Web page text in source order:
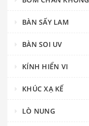
BÀN SẤY LAM
BÀN SOI UV
KÍNH HIỂN VI
KHÚC XẠ KẾ
LÒ NUNG